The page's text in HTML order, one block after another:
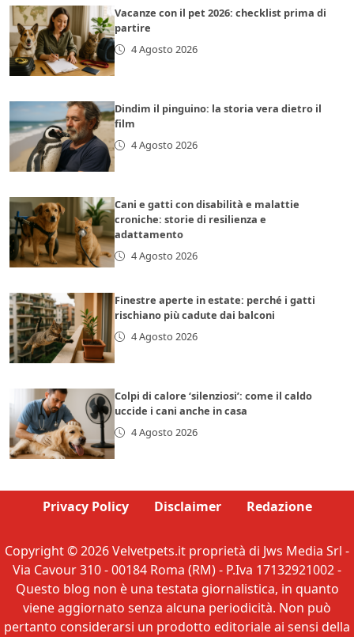
Vacanze con il pet 2026: checklist prima di
partire
4 Agosto 2026
Dindim il pinguino: la storia vera dietro il
film
4 Agosto 2026
Cani e gatti con disabilità e malattie
croniche: storie di resilienza e
adattamento
4 Agosto 2026
Finestre aperte in estate: perché i gatti
rischiano più cadute dai balconi
4 Agosto 2026
Colpi di calore ‘silenziosi’: come il caldo
uccide i cani anche in casa
4 Agosto 2026
Privacy Policy Disclaimer Redazione
Copyright © 2026 Velvetpets.it proprietà di Jws Media Srl -
Via Cavour 310 - 00184 Roma (RM) - P.Iva 17132921002 -
Questo blog non è una testata giornalistica, in quanto
viene aggiornato senza alcuna periodicità. Non può
pertanto considerarsi un prodotto editoriale ai sensi della